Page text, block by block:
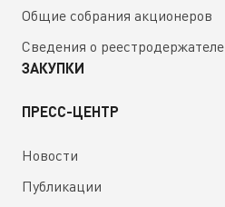
Общие собрания акционеров
Сведения о реестродержателе
ЗАКУПКИ
ПРЕСС-ЦЕНТР
Новости
Публикации